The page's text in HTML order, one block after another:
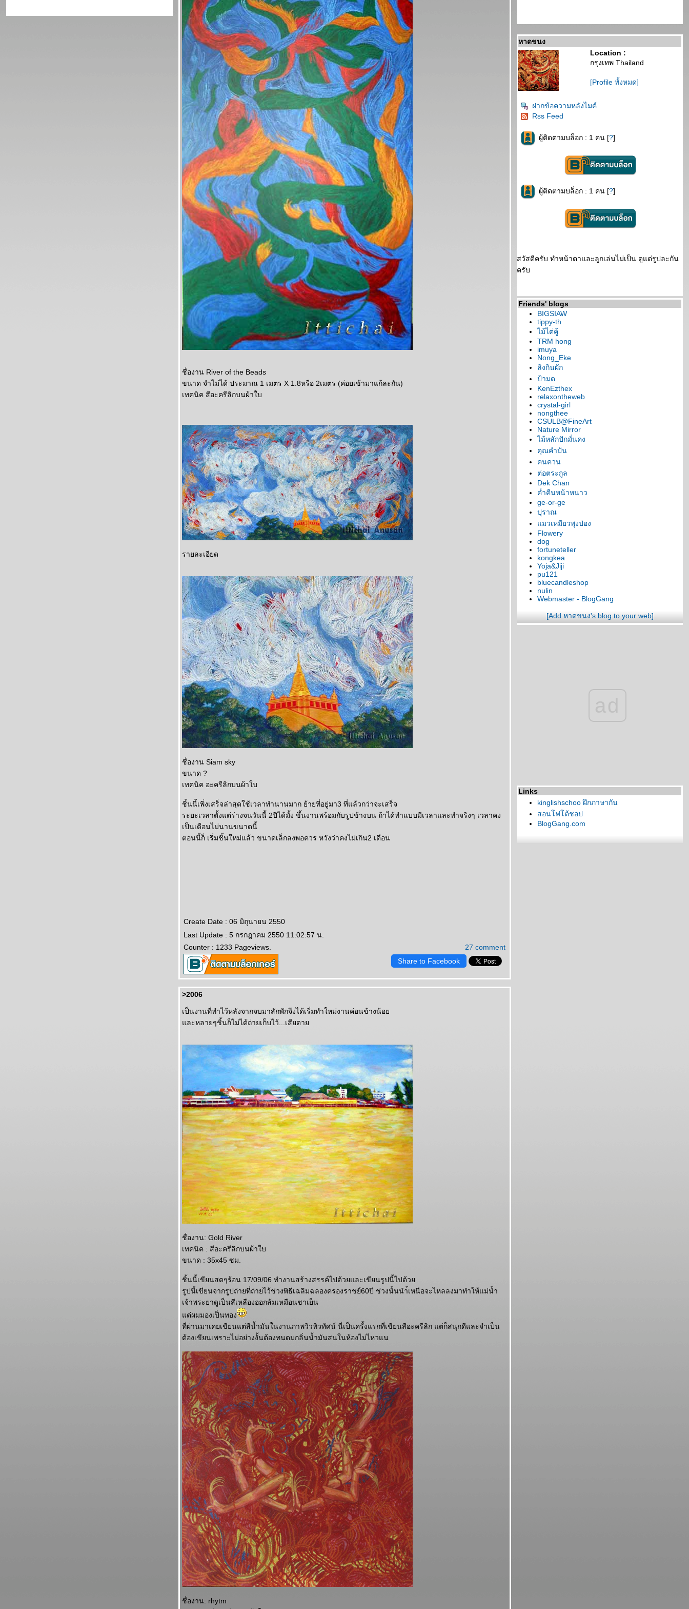
ชื่องาน River of the Beads
ขนาด จำไม่ได้ ประมาณ 1 เมตร X 1.8หรือ 2เมตร (ค่อยเข้ามาแก้ละกัน)
เทคนิค สีอะครีลิกบนผ้าใบ
รายละเอียด
ชื่องาน Siam sky
ขนาด ?
เทคนิค อะครีลิกบนผ้าใบ
ชิ้นนี้เพิ่งเสร็จล่าสุดใช้เวลาทำนานมาก ย้ายที่อยู่มา3 ที่แล้วกว่าจะเสร็จ
ระยะเวลาตั้งแต่ร่างจนวันนี้ 2ปีได้มั้ง ขึ้นงานพร้อมกับรูปข้างบน ถ้าได้ทำแบบมีเวลาและทำจริงๆ เวลาคง
เป็นเดือนไม่นานขนาดนี้
ตอนนี้ก็ เริ่มชิ้นใหม่แล้ว ขนาดเล็กลงพอควร หวังว่าคงไม่เกิน2 เดือน
Create Date : 06 มิถุนายน 2550
Last Update : 5 กรกฎาคม 2550 11:02:57 น.
Counter : 1233 Pageviews.
27 comment
Share to Facebook
>2006
เป็นงานที่ทำไว้หลังจากจบมาสักพักจึงได้เริ่มทำใหม่งานค่อนข้างน้อ
ละหลายๆชิ้นก็ไม่ได้ถ่ายเก็บไว้...เสียดา
ชื่องาน: Gold River
เทคนิค : สีอะครีลิกบนผ้าใบ
ขนาด : 35x45 ซม.
ชิ้นนี้เขียนสดๆร้อน 17/09/06 ทำงานสร้างสรรค์ไปด้วยและเขียนรูปนี้ไปด้ว
รูปนี้เขียนจากรูปถ่ายที่ถ่ายไว้ช่วงพิธีเฉลิมฉลองครองราชย์60ปี ช่วงนั้นนำ้เหนือจะไหลลงมาทำให้แม่น้ำ
เจ้าพระยาดูเป็นสีเหลืองออกส้มเหมือนชาเย็น
ต่ผมมองเป็นทอง
ที่ผ่านมาเคยเขียนแต่สีน้ำมันในงานภาพวิวทิวทัศน์ นี่เป็นครั้งแรกที่เขียนสีอะครีลิก แต่ก็สนุกดีและจำเป็น
ต้องเขียนเพราะไม่อย่างงั้นต้องทนดมกลิ่นน้ำมันสนในห้องไม่ไหวแน
ชื่องาน: rhytm
หาดขนง
Location :
กรุงเทพ Thailand
[Profile ทั้งหมด]
ฝากข้อความหลังไมค์
Rss Feed
ผู้ติดตามบล็อก : 1 คน [?]
ผู้ติดตามบล็อก : 1 คน [?]
สวัสดีครับ ทำหน้าตาและลูกเล่นไม่เป็น ดูแต่รูปละกัน
ครับ
Friends' blogs
BIGSIAW
tippy-th
ไม้ไต่คู้
TRM hong
imuya
Nong_Eke
ลิงกินผัก
ป้ามด
KenEzthex
relaxontheweb
crystal-girl
nongthee
CSULB@FineArt
Nature Mirror
ไม้หลักปักมั่นคง
คุณคำปัน
คนควน
ต่อตระกูล
Dek Chan
ค่ำคืนหน้าหนาว
ge-or-ge
ปุราณ
มวเหมียวพุงป่อง
Flowery
dog
fortuneteller
kongkea
Yoja&Jiji
pu121
bluecandleshop
nulin
Webmaster - BlogGang
[Add หาดขนง's blog to your web]
ad
Links
kinglishschoo ฝึกภาษากัน
สอนโฟโต้ชอป
BlogGang.com